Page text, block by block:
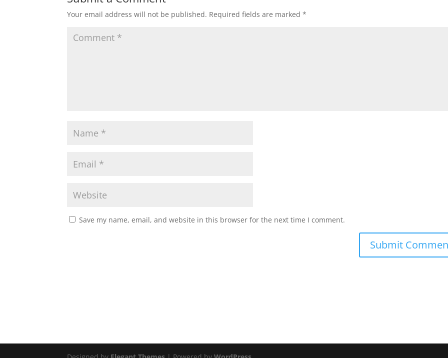
Your email address will not be published. Required fields are marked*
Save my name, email, and website in this browser for the next time I comment.